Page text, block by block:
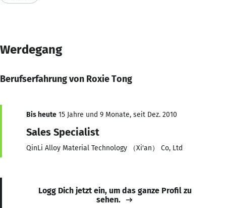
Werdegang
Berufserfahrung von Roxie Tong
Bis heute 15 Jahre und 9 Monate, seit Dez. 2010
Sales Specialist
QinLi Alloy Material Technology （Xi'an） Co, Ltd
Logg Dich jetzt ein, um das ganze Profil zu
sehen.